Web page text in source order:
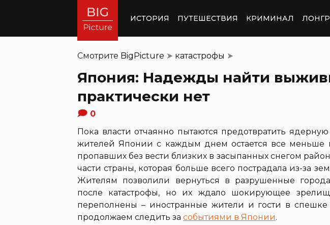
ИСТОРИЯ ПУТЕШЕСТВИЯ КРИМИНАЛ
Смотрите BigPicture ➤ катастрофы ➤
Япония: Надежды найти
практически нет
0
Пока власти отчаянно пытаются предотвратить ядерную
жителей Японии с каждым днем остается все меньше
пропавших без вести близких в засыпанных снегом
части страны, которая больше всего пострадала из-за
Жителям позволили вернуться в разрушенные
после катастрофы, но их ждало шокирующее
переполнены – иностранные жители и гости в
продолжаем следить за событиями в Японии.